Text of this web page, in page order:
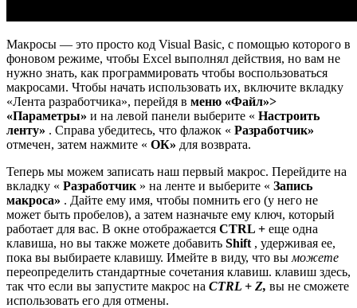
Макросы — это просто код Visual Basic, с помощью которого в
фоновом режиме, чтобы Excel выполнял действия, но вам не
нужно знать, как программировать чтобы воспользоваться
макросами. Чтобы начать использовать их, включите вкладку
«Лента разработчика», перейдя в меню «Файл»>
«Параметры» и на левой панели выберите « Настроить
ленту» . Справа убедитесь, что флажок « Разработчик»
отмечен, затем нажмите « ОК» для возврата.
Теперь мы можем записать наш первый макрос. Перейдите на
вкладку « Разработчик » на ленте и выберите « Запись
макроса» . Дайте ему имя, чтобы помнить его (у него не
может быть пробелов), а затем назначьте ему ключ, который
работает для вас. В окне отображается CTRL + еще одна
клавиша, но вы также можете добавить Shift , удерживая ее,
пока вы выбираете клавишу. Имейте в виду, что вы можете
переопределить стандартные сочетания клавиш. клавиш здесь,
так что если вы запустите макрос на CTRL + Z, вы не сможете
использовать его для отмены.